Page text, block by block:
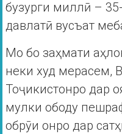
бузурги миллӣ –
давлатӣ вусъат
Мо бо заҳмати
неки худ мерасем,
Тоҷикистонро дар
мулки ободу
обрӯи онро дар